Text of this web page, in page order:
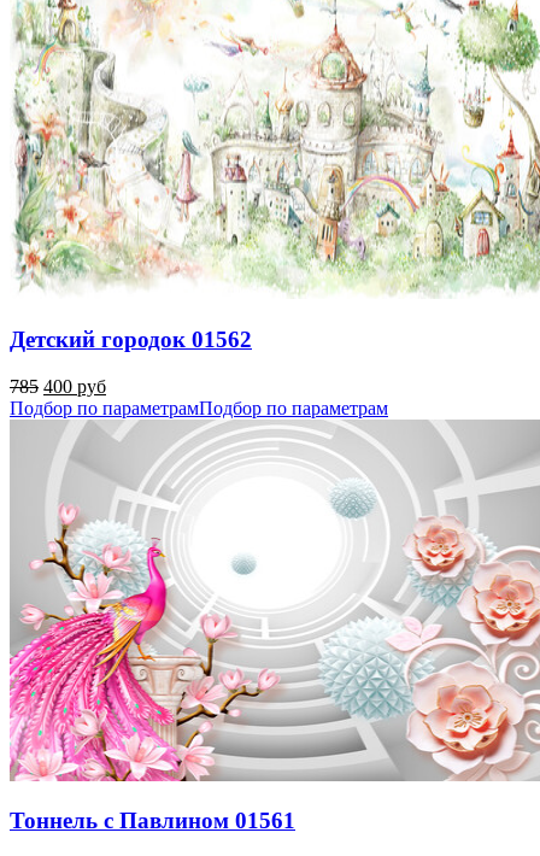
Детский городок 01562
785 400 руб
Подбор по параметрамПодбор по параметрам
Тоннель с Павлином 01561